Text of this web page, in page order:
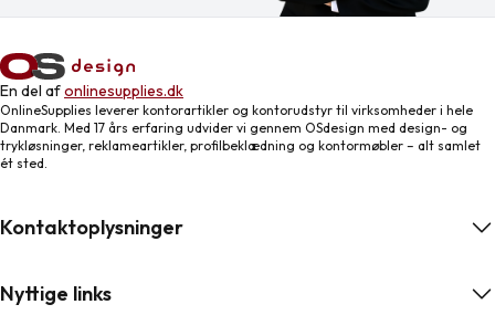
En del afonlinesupplies.dk
OnlineSupplies leverer kontorartikler og kontorudstyr til virksomheder i hele
Danmark. Med 17 års erfaring udvider vi gennem OSdesign med design- og
trykløsninger, reklameartikler, profilbeklædning og kontormøbler – alt samlet
ét sted.
Kontaktoplysninger
Nyttige links